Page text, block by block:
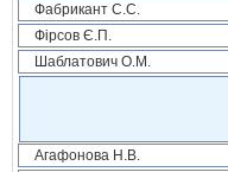
Фабрикант С.С.
Фірсов Є.П.
Шаблатович О.М.
Агафонова Н.В.